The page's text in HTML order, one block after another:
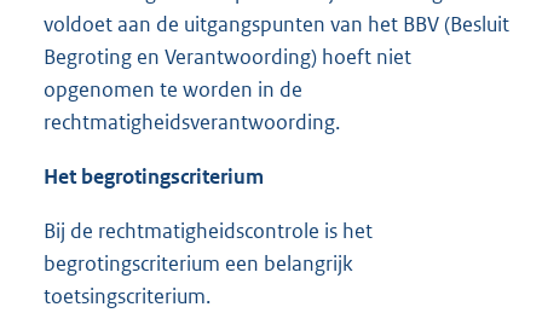
voldoet aan de uitgangspunten van het BBV (Besluit
Begroting en Verantwoording) hoeft niet
opgenomen te worden in de
rechtmatigheidsverantwoording.
Het begrotingscriterium
Bij de rechtmatigheidscontrole is het
begrotingscriterium een belangrijk
toetsingscriterium.